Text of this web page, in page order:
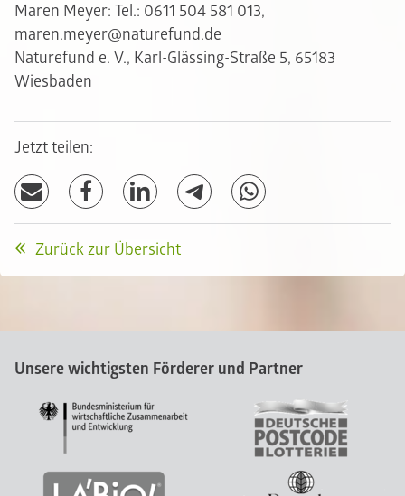
Maren Meyer: Tel.: 0611 504 581 013,
maren.meyer@naturefund.de
Naturefund e. V., Karl-Glässing-Straße 5, 65183
Wiesbaden
Jetzt teilen:
Zurück zur Übersicht
Unsere wichtigsten Förderer und Partner